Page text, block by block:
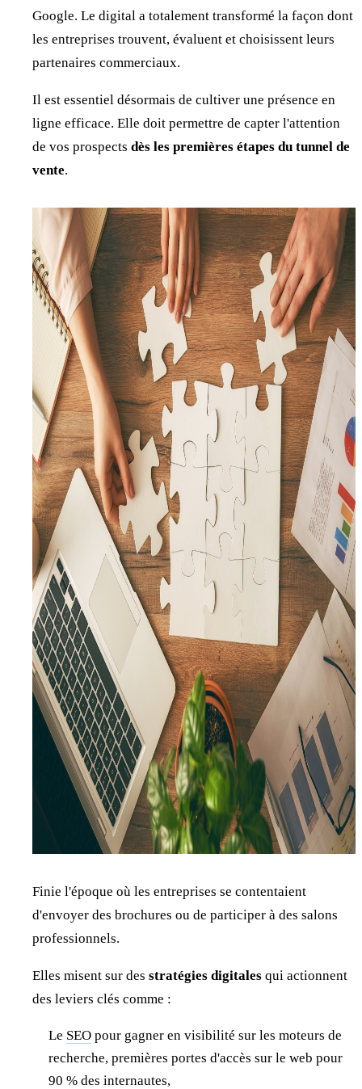
Google. Le digital a totalement transformé la façon dont
les entreprises trouvent, évaluent et choisissent leurs
partenaires commerciaux.
Il est essentiel désormais de cultiver une présence en
ligne efficace. Elle doit permettre de capter l'attention
de vos prospects dès les premières étapes du tunnel de
vente.
Finie l'époque où les entreprises se contentaient
d'envoyer des brochures ou de participer à des salons
professionnels.
Elles misent sur des stratégies digitales qui actionnent
des leviers clés comme :
Le SEO pour gagner en visibilité sur les moteurs de
recherche, premières portes d'accès sur le web pour
90 % des internautes,